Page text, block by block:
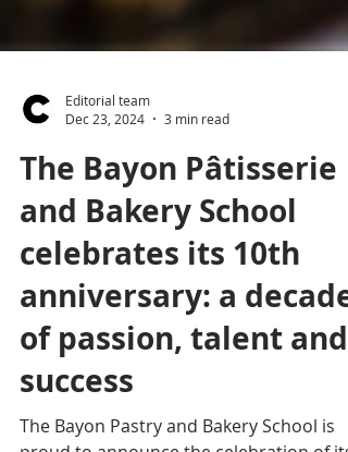
Dec 23, 2024
3 min read
The Bayon Pâtisserie
and Bakery School
celebrates its 10th
anniversary: a decade
of passion, talent and
success